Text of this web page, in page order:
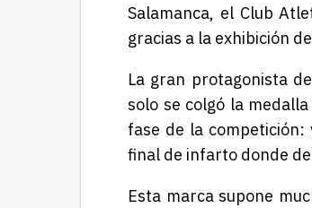
Salamanca, el Club
gracias a la exhibición de
La gran protagonista de
solo se colgó la
fase de la
final de infarto donde
Esta marca supone